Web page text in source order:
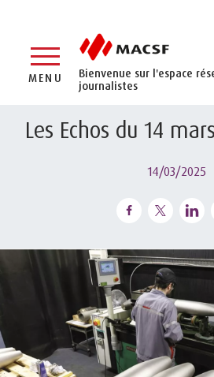
Bienvenue sur l'espace
journalistes
MENU
Les Echos du 14
14/03/2025